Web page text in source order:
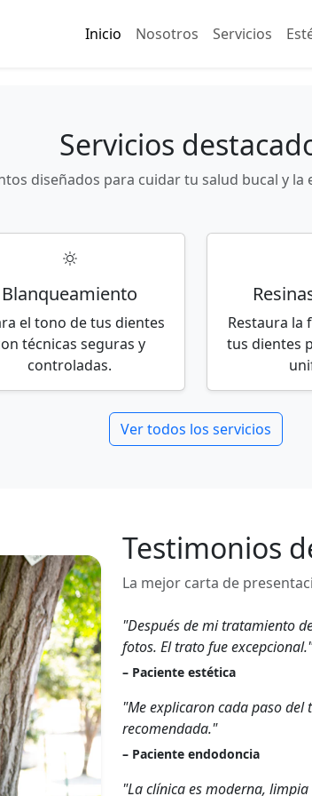
Inicio Nosotros Servicios
Servicios
diseñados para cuidar tu salud bucal y la
Blanqueamiento
el tono de tus dientes
técnicas seguras y
controladas.
Restaura la
tus dientes
Ver todos los servicios
Testimonios
La mejor carta de
"Después de mi tratamiento
fotos. El trato fue excepcional."
– Paciente estética
"Me explicaron cada paso
recomendada."
– Paciente endodoncia
"La clínica es moderna,